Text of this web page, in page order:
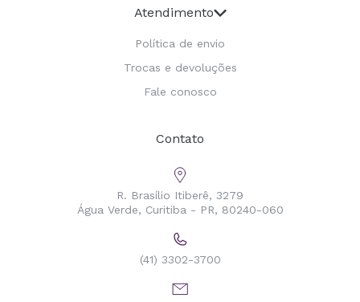
Atendimento
Política de envio
Trocas e devoluções
Fale conosco
Contato
R. Brasílio Itiberê, 3279
Água Verde, Curitiba - PR, 80240-060
(41) 3302-3700